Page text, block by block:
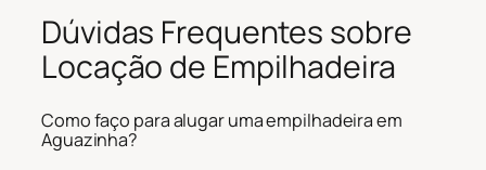
Dúvidas Frequentes sobre
Locação de Empilhadeira
Como faço para alugar uma empilhadeira em
Aguazinha?